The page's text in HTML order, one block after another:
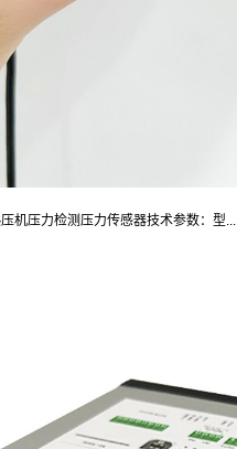
机压力检测压力传感器技术参数：型...